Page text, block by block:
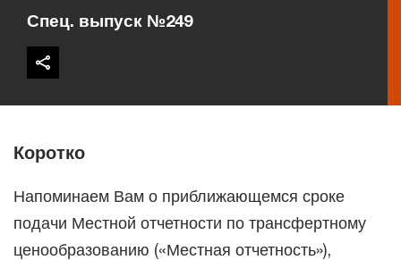
Спец. выпуск №249
Коротко
Напоминаем Вам о приближающемся сроке
подачи Местной отчетности по трансфертному
ценообразованию («Местная отчетность»),